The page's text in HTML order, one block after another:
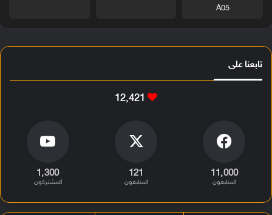
A05
تابعنا على
12٬421
11٬000
المتابعون
121
المتابعون
1٬300
المشتركون